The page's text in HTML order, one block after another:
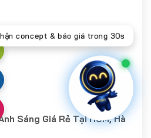
Sáng Giá Rẻ Tại HCM, Hà